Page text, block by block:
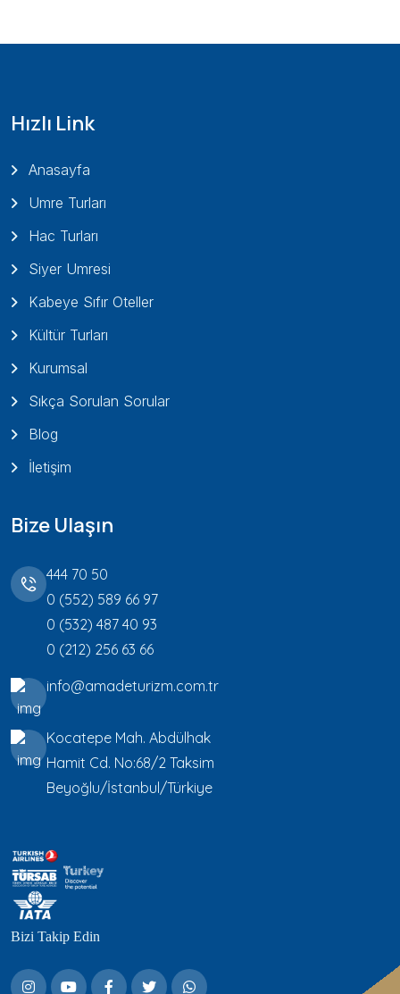
Hızlı Link
Anasayfa
Umre Turları
Hac Turları
Siyer Umresi
Kabeye Sıfır Oteller
Kültür Turları
Kurumsal
Sıkça Sorulan Sorular
Blog
İletişim
Bize Ulaşın
444 70 50
0 (552) 589 66 97
0 (532) 487 40 93
0 (212) 256 63 66
info@amadeturizm.com.tr
Kocatepe Mah. Abdülhak
Hamit Cd. No:68/2 Taksim
Beyoğlu/İstanbul/Türkiye
Bizi Takip Edin